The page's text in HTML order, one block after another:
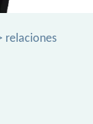
relaciones